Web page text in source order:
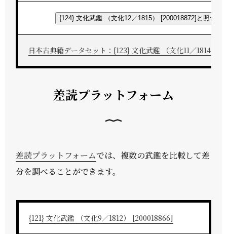
{124} 文化武鑑 （文化12／1815） [200018872]と照合す
日本古典籍データセット：{123} 文化武鑑 （文化11／1814）
差読プラットフォーム
差読プラットフォームでは、複数の武鑑を比較して差
分を調べることができます。
{121} 文化武鑑 （文化9／1812） [200018866]